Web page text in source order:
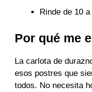
Rinde de 10
Por qué me
La carlota de
esos postres que
todos. No necesita